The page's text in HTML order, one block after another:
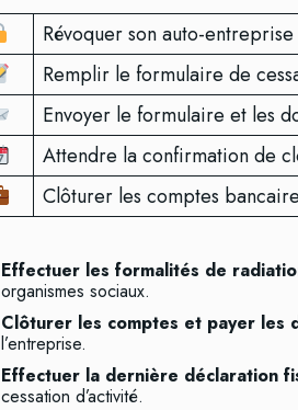
Révoquer son auto-
Remplir le formulaire de
Envoyer le formulaire et les
Attendre la confirmation de
Clôturer les comptes
Effectuer les formalités de
organismes sociaux.
Clôturer les comptes et payer les
l’entreprise.
Effectuer la dernière déclaration
cessation d’activité.